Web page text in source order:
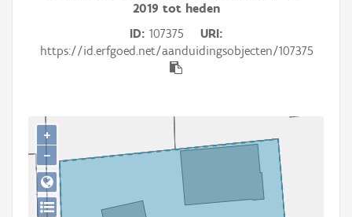
Thema
Persoon of collectief
Downloads
Hergebruik
2019 tot heden
ID 107375
URI
https://id.erfgoed.net/aanduidingsobjecten/107375
+
−